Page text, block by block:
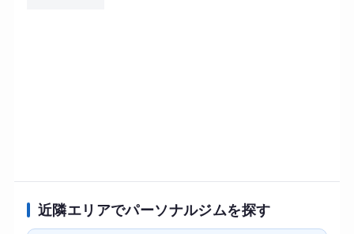
近隣エリアでパーソナルジムを探す